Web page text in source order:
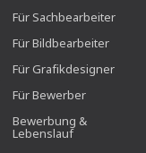
Für Sachbearbeiter
Für Bildbearbeiter
Für Grafikdesigner
Für Bewerber
Bewerbung &
Lebenslauf